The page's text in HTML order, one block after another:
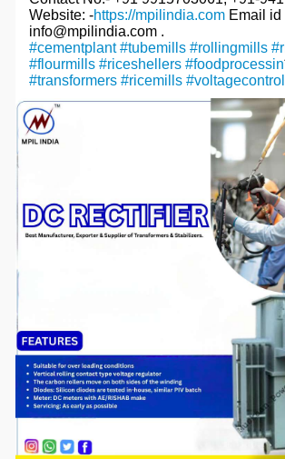
Website: -https://mpilindia.comEmail id
info@mpilindia.com .
#cementplant #tubemills #rollingmills
#flourmills #riceshellers #foodprocessin
#transformers #ricemills